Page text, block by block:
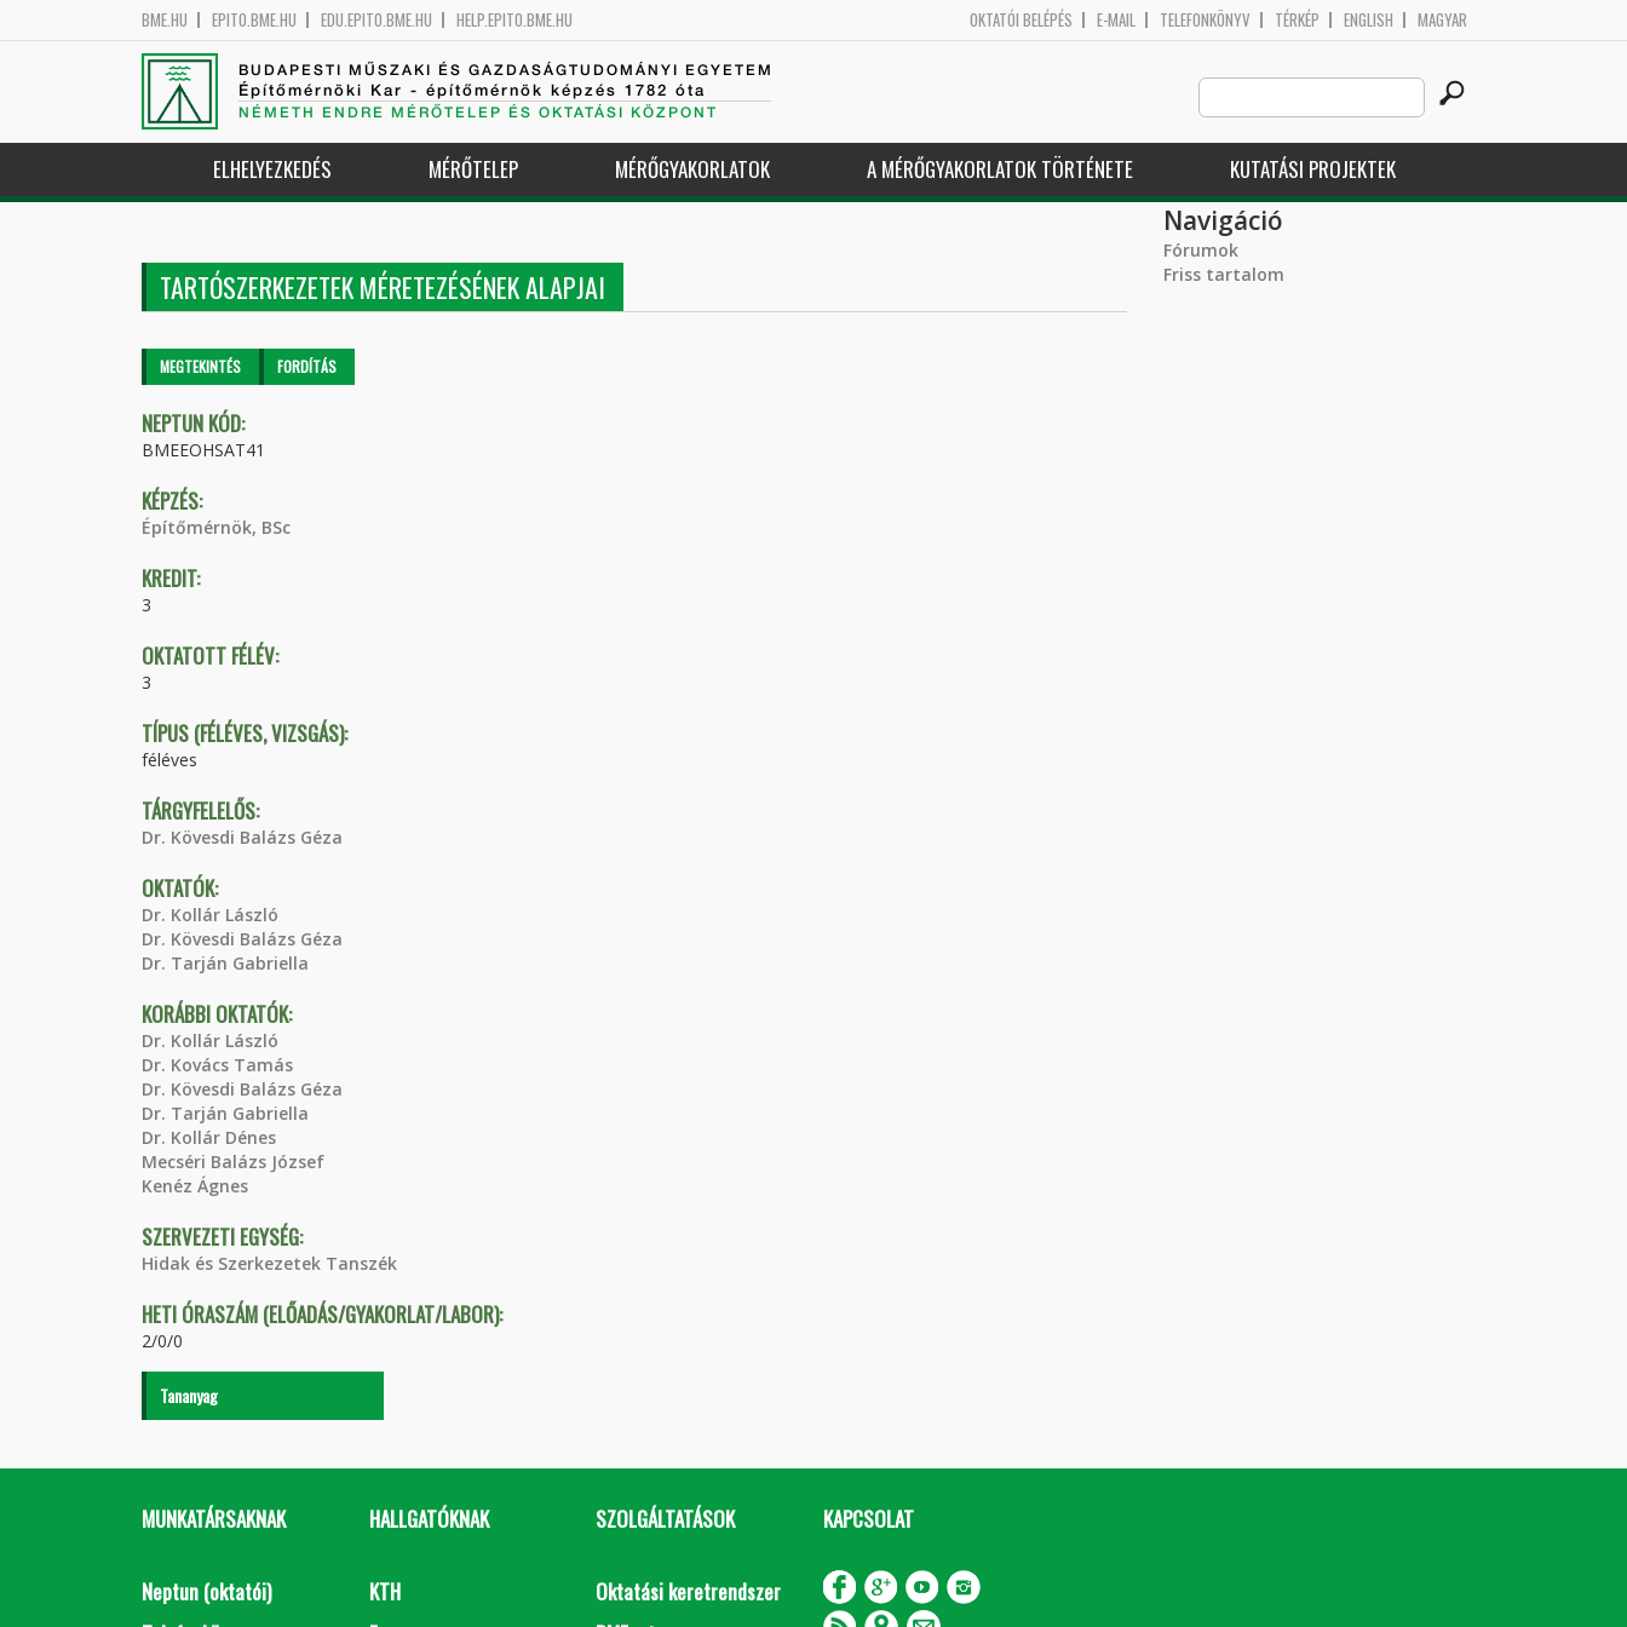
BME.HU EPITO.BME.HU EDU.EPITO.BME.HU HELP.EPITO.BME.HU OKTATÓI BELÉPÉS E-MAIL TELEFONKÖNYV TÉRKÉP ENGLISH MAGYAR
BUDAPESTI MŰSZAKI ÉS GAZDASÁGTUDOMÁNYI EGYETEM
Építőmérnöki Kar - építőmérnök képzés 1782 óta
NÉMETH ENDRE MÉRŐTELEP ÉS OKTATÁSI KÖZPONT
Search
this
site
ELHELYEZKEDÉS MÉRŐTELEP MÉRŐGYAKORLATOK A MÉRŐGYAKORLATOK TÖRTÉNETE KUTATÁSI PROJEKTEK
TARTÓSZERKEZETEK MÉRETEZÉSÉNEK ALAPJAI
Elsődleges fülek
MEGTEKINTÉS (AKTÍVFORDÍTÁS
NEPTUN KÓD:
BMEEOHSAT41
KÉPZÉS:
Építőmérnök, BSc
KREDIT:
3
OKTATOTT FÉLÉV:
3
TÍPUS (FÉLÉVES, VIZSGÁS):
féléves
TÁRGYFELELŐS:
Dr. Kövesdi Balázs Géza
OKTATÓK:
Dr. Kollár László
Dr. Kövesdi Balázs Géza
Dr. Tarján Gabriella
KORÁBBI OKTATÓK:
Dr. Kollár László
Dr. Kovács Tamás
Dr. Kövesdi Balázs Géza
Dr. Tarján Gabriella
Dr. Kollár Dénes
Mecséri Balázs József
Kenéz Ágnes
SZERVEZETI EGYSÉG:
Hidak és Szerkezetek Tanszék
HETI ÓRASZÁM (ELŐADÁS/GYAKORLAT/LABOR):
2/0/0
Tananyag
Navigáció
Fórumok
Friss tartalom
MUNKATÁRSAKNAK
Neptun (oktatói)
HALLGATÓKNAK
KTH
SZOLGÁLTATÁSOK
Oktatási keretrendszer
KAPCSOLAT